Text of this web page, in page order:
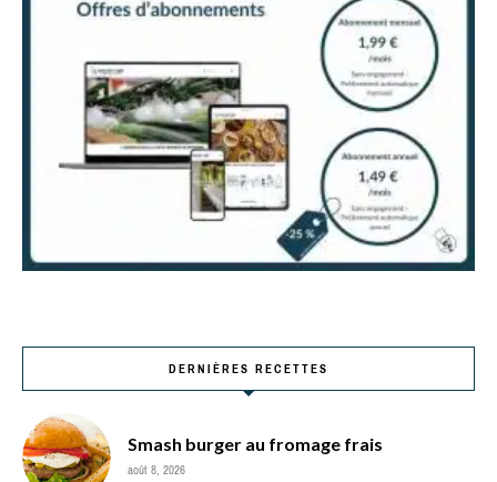
DERNIÈRES RECETTES
Smash burger au fromage frais
août 8, 2026